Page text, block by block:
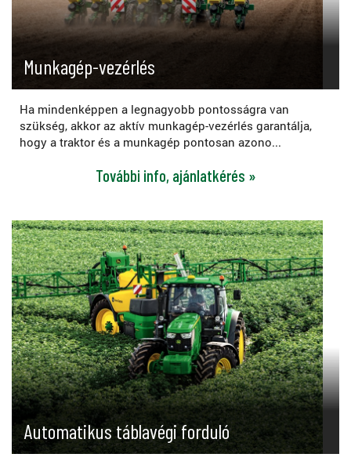
Munkagép-vezérlés
Ha mindenképpen a legnagyobb pontosságra van
szükség, akkor az aktív munkagép-vezérlés garantálja,
hogy a traktor és a munkagép pontosan azono...
További info, ajánlatkérés »
Automatikus táblavégi forduló